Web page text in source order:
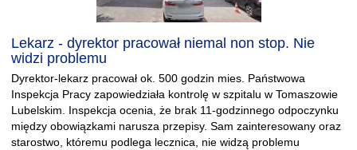
Lekarz - dyrektor pracował niemal non stop. Nie
widzi problemu
Dyrektor-lekarz pracował ok. 500 godzin mies. Państwowa
Inspekcja Pracy zapowiedziała kontrolę w szpitalu w Tomaszowie
Lubelskim. Inspekcja ocenia, że brak 11-godzinnego odpoczynku
między obowiązkami narusza przepisy. Sam zainteresowany oraz
starostwo, któremu podlega lecznica, nie widzą problemu